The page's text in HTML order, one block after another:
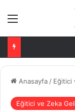
Menü
Anasayfa / Eğitici
Eğitici ve Zeka